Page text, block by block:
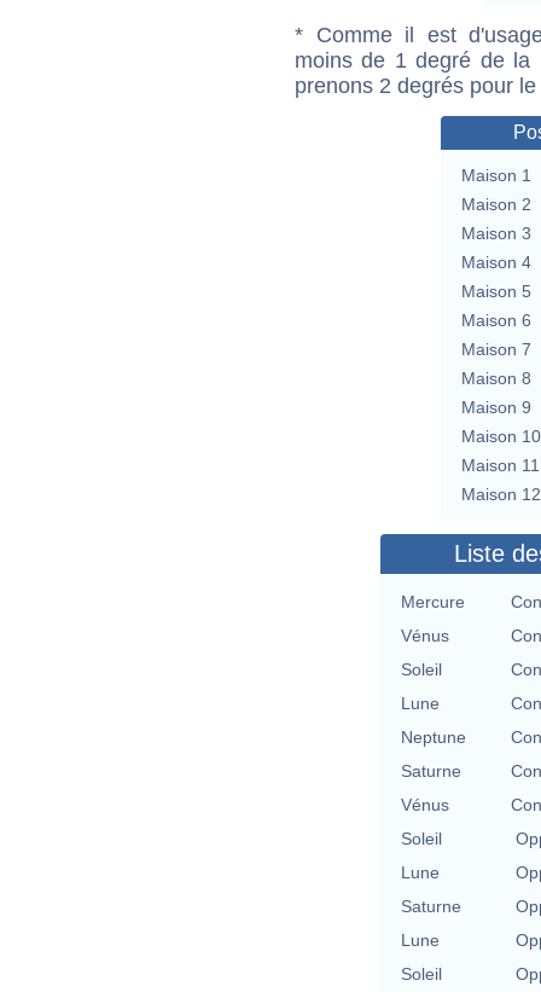
* Comme il est
moins de 1 degré de la
prenons 2 degrés pour
Maison 1
Maison 2
Maison 3
Maison 4
Maison 5
Maison 6
Maison 7
Maison 8
Maison 9
Maison 10
Maison 11
Maison 12
Liste
Mercure
Vénus
Soleil
Lune
Neptune
Saturne
Vénus
Soleil
Lune
Saturne
Lune
Soleil